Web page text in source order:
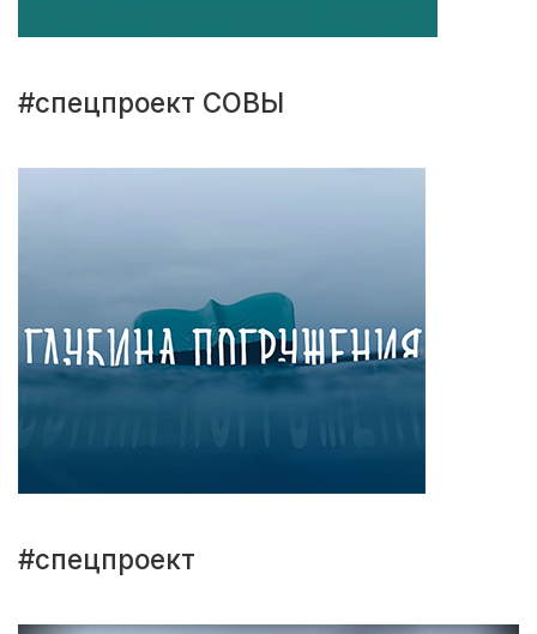
#спецпроект СОВЫ
#спецпроект